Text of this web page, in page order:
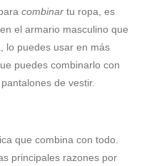
combinar tu ropa, es
el armario masculino que
lo puedes usar en más
puedes combinarlo con
de vestir.
que combina con todo.
principales razones por